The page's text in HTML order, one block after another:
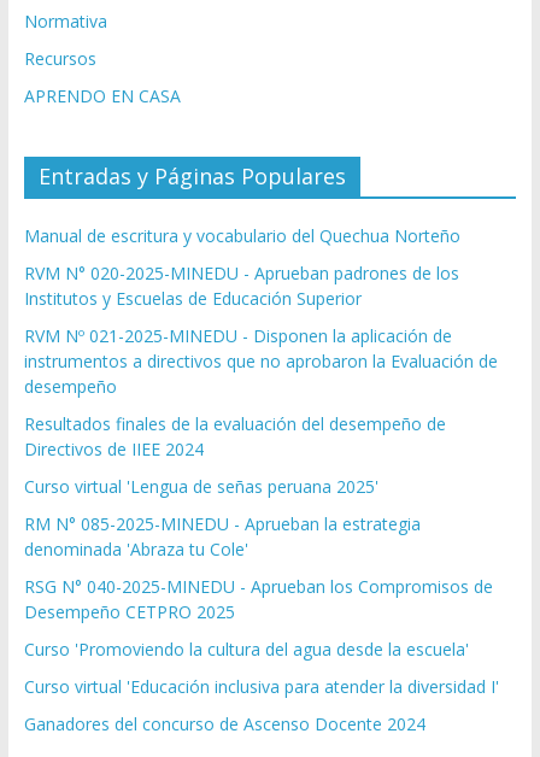
Normativa
Recursos
APRENDO EN CASA
Entradas y Páginas Populares
Manual de escritura y vocabulario del Quechua Norteño
RVM N° 020-2025-MINEDU - Aprueban padrones de los
Institutos y Escuelas de Educación Superior
RVM Nº 021-2025-MINEDU - Disponen la aplicación de
instrumentos a directivos que no aprobaron la Evaluación de
desempeño
Resultados finales de la evaluación del desempeño de
Directivos de IIEE 2024
Curso virtual 'Lengua de señas peruana 2025'
RM N° 085-2025-MINEDU - Aprueban la estrategia
denominada 'Abraza tu Cole'
RSG N° 040-2025-MINEDU - Aprueban los Compromisos de
Desempeño CETPRO 2025
Curso 'Promoviendo la cultura del agua desde la escuela'
Curso virtual 'Educación inclusiva para atender la diversidad I'
Ganadores del concurso de Ascenso Docente 2024